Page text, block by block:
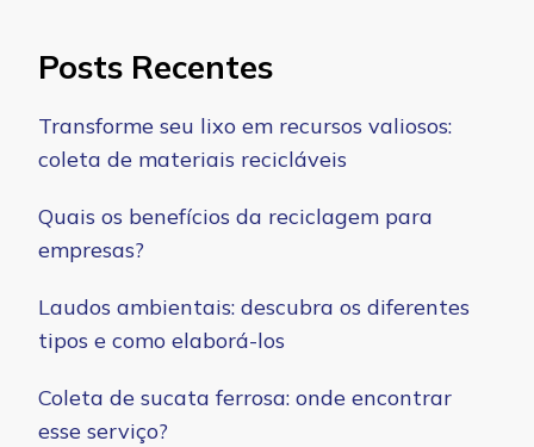
Posts Recentes
Transforme seu lixo em recursos valiosos:
coleta de materiais recicláveis
Quais os benefícios da reciclagem para
empresas?
Laudos ambientais: descubra os diferentes
tipos e como elaborá-los
Coleta de sucata ferrosa: onde encontrar
esse serviço?